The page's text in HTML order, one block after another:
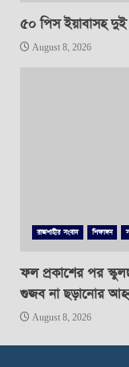
৫০ পিস ইয়াবাসহ দুই
August 8, 2026
রাজশাহীর সংবাদ শিক্ষাঙ্গন
ফল প্রকাশের পর
গুজব না ছড়ানোর
August 8, 2026